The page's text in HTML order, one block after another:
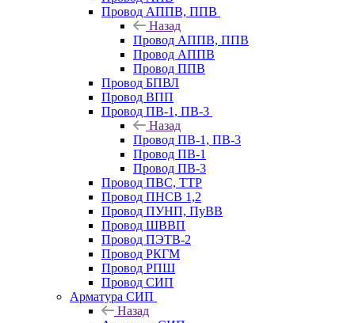
Провод АППВ, ППВ
Назад
Провод АППВ, ППВ
Провод АППВ
Провод ППВ
Провод БПВЛ
Провод ВПП
Провод ПВ-1, ПВ-3
Назад
Провод ПВ-1, ПВ-3
Провод ПВ-1
Провод ПВ-3
Провод ПВС, ТТР
Провод ПНСВ 1,2
Провод ПУНП, ПуВВ
Провод ШВВП
Провод ПЭТВ-2
Провод РКГМ
Провод РПШ
Провод СИП
Арматура СИП
Назад